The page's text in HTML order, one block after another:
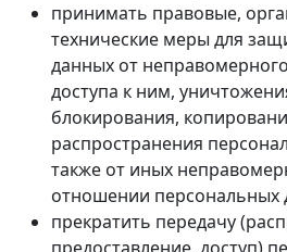
принимать правовые,
технические меры для
данных от
доступа к ним,
блокирования,
распространения
также от иных
отношении персональных
прекратить передачу